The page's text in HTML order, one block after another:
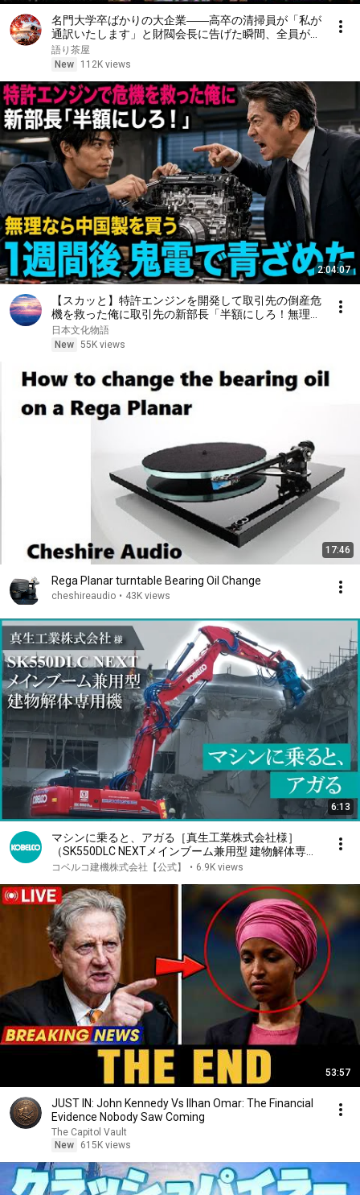
名門大学卒ばかりの大企業――高卒の清掃員が「私が
通訳いたします」と財閥会長に告げた瞬間、全員が嘲
笑した。しかし5分後、その場は静まり返った。#動
エピソード#老後の物語 #家族の物語
語り茶屋
New
112K views
2:04:07
【スカッと】特許エンジンを開発して取引先の倒産危
機を救った俺に取引先の新部長「半額にしろ！無理な
ら中国製を買う」1週間後、部長から鬼電→俺「お宅
の競合と5倍で独占契約済みです」
日本文化物語
New 55K views
17:46
Rega Planar turntable Bearing Oil Change
cheshireaudio • 43K views
6:13
マシンに乗ると、アガる［真生工業株式会社様］
（SK550DLC NEXTメインブーム兼用型 建物解体専用
機）
コベルコ建機株式会社【公式】 • 6.9K views
53:57
JUST IN: John Kennedy Vs Ilhan Omar: The Financial
Evidence Nobody Saw Coming
The Capitol Vault
New
615K views